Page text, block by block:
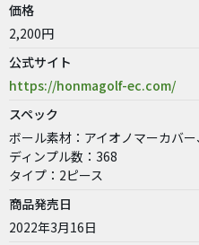
価格
2,200円
公式サイト
https://honmagolf-ec.com/
スペック
ボール素材：アイオノマーカバ
ディンプル数：368
タイプ：2ピース
商品発売日
2022年3月16日